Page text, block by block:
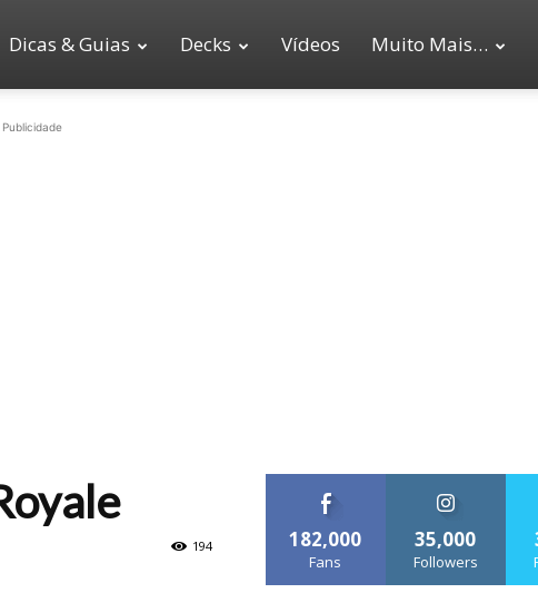
Dicas & Guias Decks Vídeos Muito Mais…
Publicidade
194 182,000
Fans
35,000
Followers